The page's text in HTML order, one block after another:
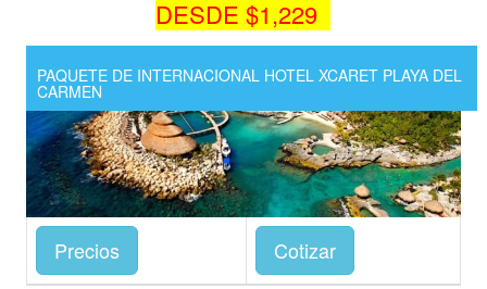
DESDE $1,229
PAQUETE DE INTERNACIONAL HOTEL XCARET PLAYA DEL
CARMEN
Precios Cotizar